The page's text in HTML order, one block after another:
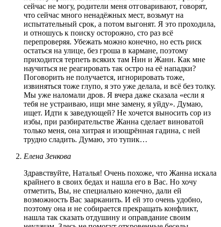
сейчас не могу, родители меня отговаривают, говорят,
что сейчас много ненадёжных мест, возьмут на
испытательный срок, а потом выгонят. Я это проходила,
и отношусь к поиску осторожно, сто раз всё
перепроверяя. Убежать можно конечно, но есть риск
остаться на улице, без гроша в кармане, поэтому
приходится терпеть всяких там Нин и Жанн. Как мне
научиться не реагировать так остро на её нападки?
Поговорить не получается, игнорировать тоже,
извиняться тоже глупо, я это уже делала, и всё без толку.
Мы уже наломали дров. Я вчера даже сказала «если я
тебя не устраиваю, ищи мне замену, я уйду». Думаю,
ищет. Идти к заведующей? Не хочется выносить сор из
избы, при разбирательстве Жанна сделает виноватой
только меня, она хитрая и изощрённая гадина, с ней
трудно сладить. Думаю, это тупик…
Елена Зенкова
Здравствуйте, Наталья! Очень похоже, что Жанна искала
крайнего в своих бедах и нашла его в Вас. Но хочу
отметить, Вы, не специально конечно, дали ей
возможность Вас заарканить. И ей это очень удобно,
поэтому она и не собирается прекращать конфликт,
нашла так сказать отдушину и оправдание своим